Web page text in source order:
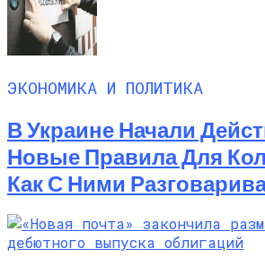
ЭКОНОМИКА И ПОЛИТИКА
В Украине Начали
Новые Правила Для
Как С Ними